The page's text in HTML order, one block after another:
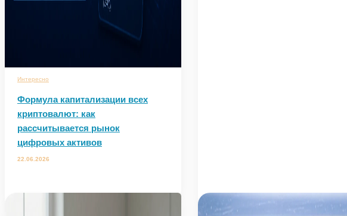
Интересно
Формула капитализации всех
криптовалют: как
рассчитывается рынок
цифровых активов
22.06.2026